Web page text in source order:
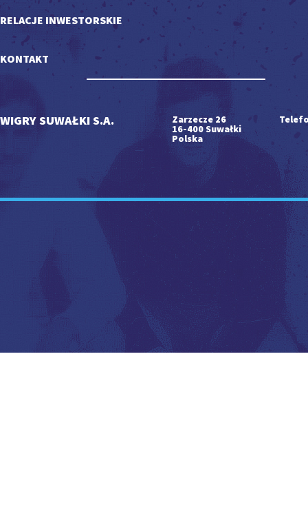
RELACJE INWESTORSKIE
KONTAKT
WIGRY SUWAŁKI S.A. Zarzecze 26
16-400 Suwałki
Polska